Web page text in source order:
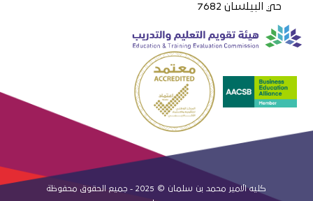
حي البيلسان 7682
كليه الامير محمد بن سلمان © 2025 - جميع الحقوق محفوظة